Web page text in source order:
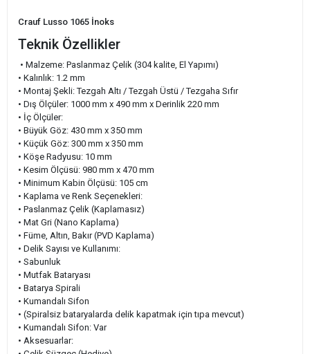
Crauf Lusso 1065 İnoks
Teknik Özellikler
• Malzeme: Paslanmaz Çelik (304 kalite, El Yapımı)
• Kalınlık: 1.2 mm
• Montaj Şekli: Tezgah Altı / Tezgah Üstü / Tezgaha Sıfır
• Dış Ölçüler: 1000 mm x 490 mm x Derinlik 220 mm
• İç Ölçüler:
• Büyük Göz: 430 mm x 350 mm
• Küçük Göz: 300 mm x 350 mm
• Köşe Radyusu: 10 mm
• Kesim Ölçüsü: 980 mm x 470 mm
• Minimum Kabin Ölçüsü: 105 cm
• Kaplama ve Renk Seçenekleri:
• Paslanmaz Çelik (Kaplamasız)
• Mat Gri (Nano Kaplama)
• Füme, Altın, Bakır (PVD Kaplama)
• Delik Sayısı ve Kullanımı:
• Sabunluk
• Mutfak Bataryası
• Batarya Spirali
• Kumandalı Sifon
• (Spiralsiz bataryalarda delik kapatmak için tıpa mevcut)
• Kumandalı Sifon: Var
• Aksesuarlar: